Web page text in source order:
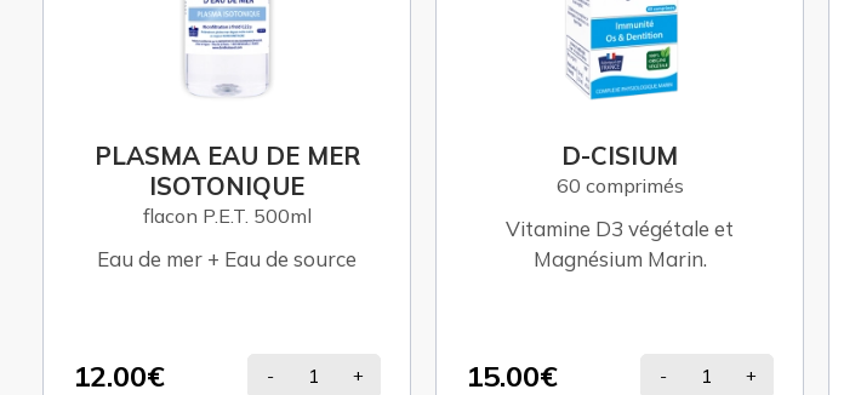
D-CISIUM
60 comprimés
Vitamine D3 végétale et
Magnésium Marin.
15.00€ - +
PLASMA EAU DE MER
ISOTONIQUE
30 ampoules
Eau de mer + Eau de source
19.00€ - +